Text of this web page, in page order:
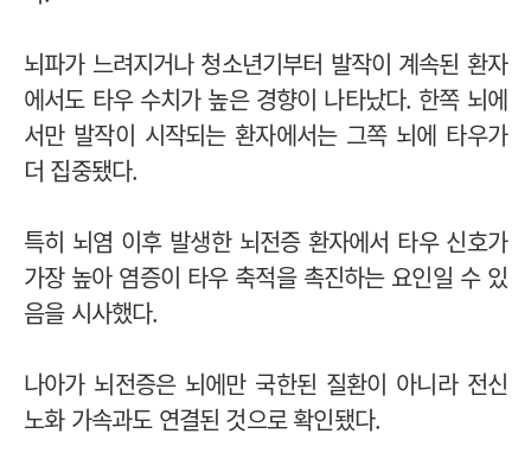
뇌파가 느려지거나 청소년기부터 발작이 계속된 환자
에서도 타우 수치가 높은 경향이 나타났다. 한쪽 뇌에
서만 발작이 시작되는 환자에서는 그쪽 뇌에 타우가
더 집중됐다.
특히 뇌염 이후 발생한 뇌전증 환자에서 타우 신호가
가장 높아 염증이 타우 축적을 촉진하는 요인일 수 있
음을 시사했다.
나아가 뇌전증은 뇌에만 국한된 질환이 아니라 전신
노화 가속과도 연결된 것으로 확인됐다.